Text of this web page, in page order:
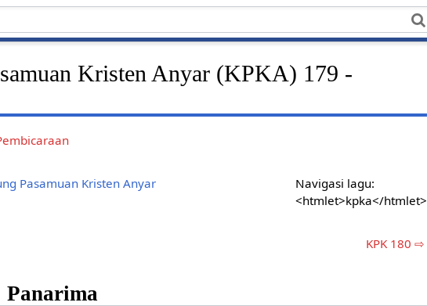
Kristen Anyar (KPKA) 179 -
Navigasi lagu:
<htmlet>kpka</htmlet>
Pasamuan Kristen Anyar
KPK 180 ⇨